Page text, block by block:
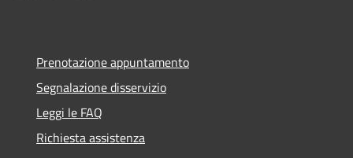
Prenotazione appuntamento
Segnalazione disservizio
Leggi le FAQ
Richiesta assistenza